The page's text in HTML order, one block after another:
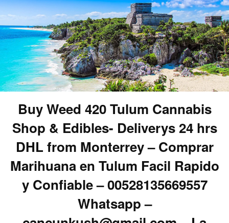
Buy Weed 420 Tulum Cannabis
Shop & Edibles- Deliverys 24 hrs
DHL from Monterrey – Comprar
Marihuana en Tulum Facil Rapido
y Confiable – 00528135669557
Whatsapp –